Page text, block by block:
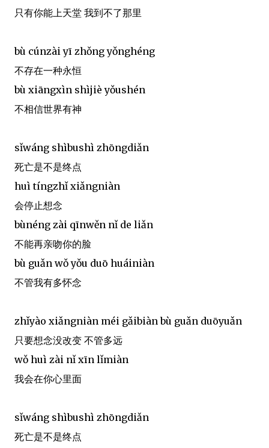
只有你能上天堂 我到不了那里
bù cúnzài yī zhǒng yǒnghéng
不存在一种永恒
bù xiāngxìn shìjiè yǒushén
不相信世界有神
sǐwáng shìbushì zhōngdiǎn
死亡是不是终点
huì tíngzhǐ xiǎngniàn
会停止想念
bùnéng zài qīnwěn nǐ de liǎn
不能再亲吻你的脸
bù guǎn wǒ yǒu duō huáiniàn
不管我有多怀念
zhǐyào xiǎngniàn méi gǎibiàn bù guǎn duōyuǎn
只要想念没改变 不管多远
wǒ huì zài nǐ xīn lǐmiàn
我会在你心里面
sǐwáng shìbushì zhōngdiǎn
死亡是不是终点